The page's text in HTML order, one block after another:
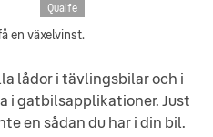
Quaife
en växelvinst.
lådor i tävlingsbilar och i
i gatbilsapplikationer. Just
en sådan du har i din bil.